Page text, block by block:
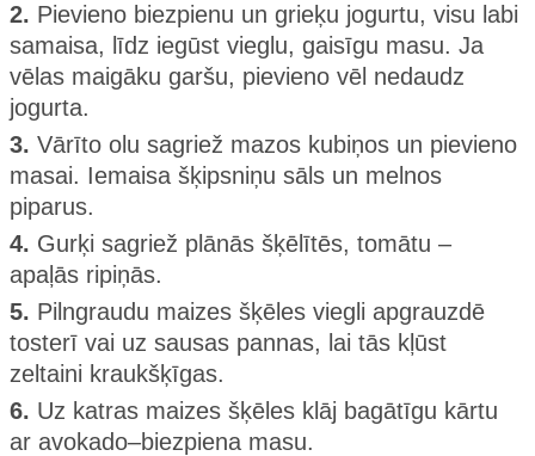
2. Pievieno biezpienu un grieķu jogurtu, visu labi
samaisa, līdz iegūst vieglu, gaisīgu masu. Ja
vēlas maigāku garšu, pievieno vēl nedaudz
jogurta.
3. Vārīto olu sagriež mazos kubiņos un pievieno
masai. Iemaisa šķipsniņu sāls un melnos
piparus.
4. Gurķi sagriež plānās šķēlītēs, tomātu –
apaļās ripiņās.
5. Pilngraudu maizes šķēles viegli apgrauzdē
tosterī vai uz sausas pannas, lai tās kļūst
zeltaini kraukšķīgas.
6. Uz katras maizes šķēles klāj bagātīgu kārtu
ar avokado–biezpiena masu.